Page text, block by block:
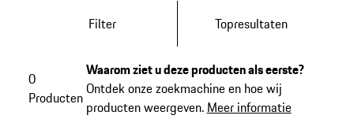
Filter Topresultaten
0
Producten
Waarom ziet u deze producten als eerste?
Ontdek onze zoekmachine en hoe wij
producten weergeven. Meer informatie